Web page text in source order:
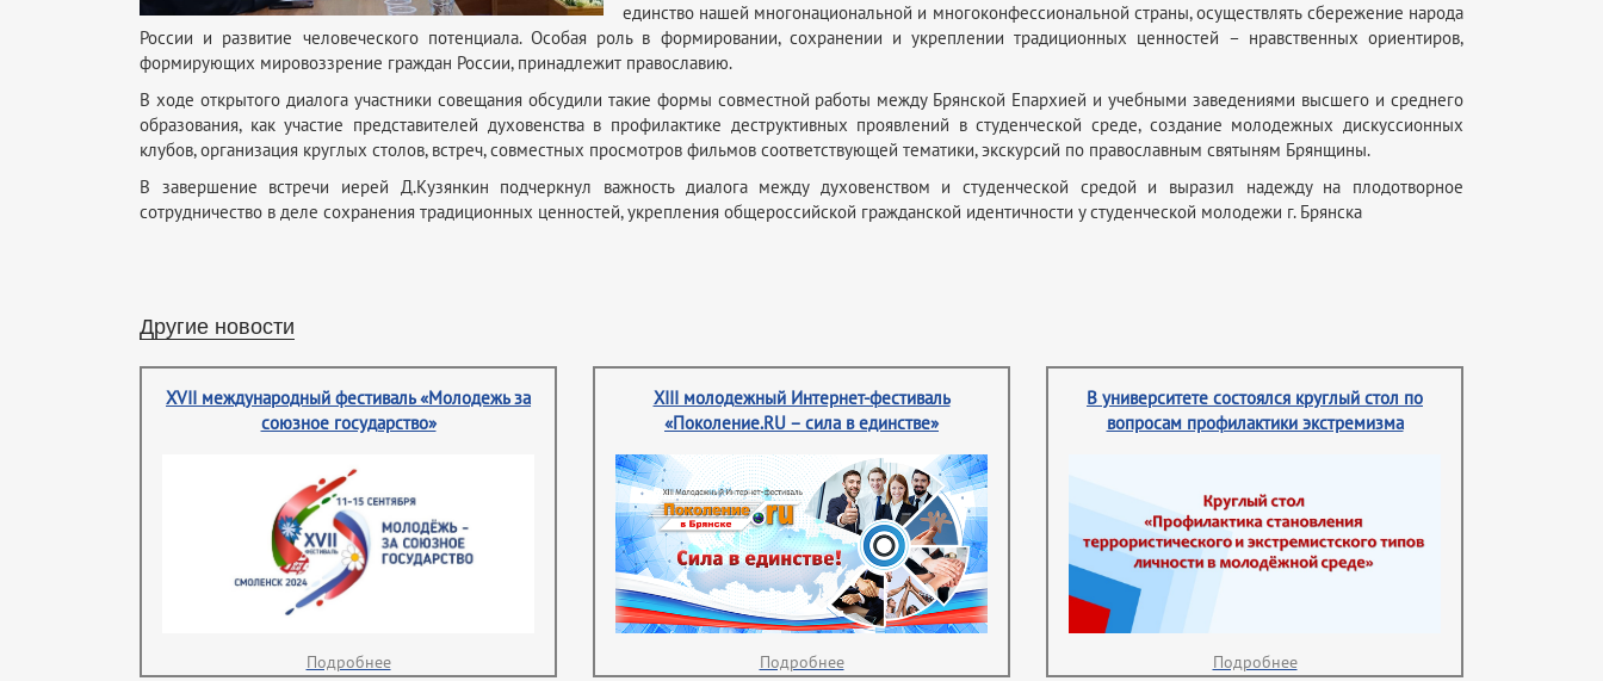
единство нашей многонациональной и многоконфессиональной страны, осуществлять сбережение народа
России и развитие человеческого потенциала. Особая роль в формировании, сохранении и укреплении традиционных ценностей – нравственных ориентиров,
формирующих мировоззрение граждан России, принадлежит православию.
В ходе открытого диалога участники совещания обсудили такие формы совместной работы между Брянской Епархией и учебными заведениями высшего и среднего
образования, как участие представителей духовенства в профилактике деструктивных проявлений в студенческой среде, создание молодежных дискуссионных
клубов, организация круглых столов, встреч, совместных просмотров фильмов соответствующей тематики, экскурсий по православным святыням Брянщины.
В завершение встречи иерей Д.Кузянкин подчеркнул важность диалога между духовенством и студенческой средой и выразил надежду на плодотворное
сотрудничество в деле сохранения традиционных ценностей, укрепления общероссийской гражданской идентичности у студенческой молодежи г. Брянска
Другие новости
XVII международный фестиваль «Молодежь за
союзное государство»
Подробнее
XIII молодежный Интернет-фестиваль
«Поколение.RU – сила в единстве»
Подробнее
В университете состоялся круглый стол по
вопросам профилактики экстремизма
Подробнее